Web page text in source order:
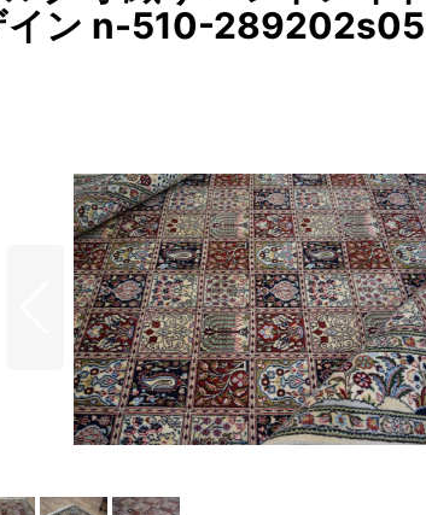
イン n-510-